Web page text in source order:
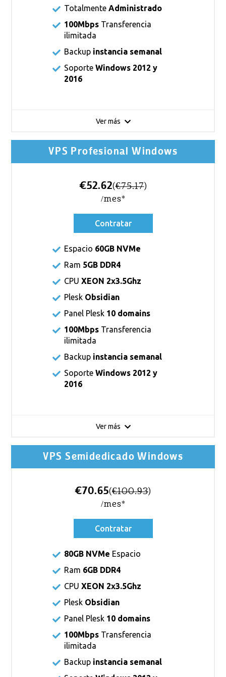
Totalmente Administrado
100Mbps Transferencia
ilimitada
Backup instancia semanal
Soporte Windows 2012 y
2016
Ver más
VPS Profesional Windows
€52.62(€75.17)
/mes*
Contratar
Espacio 60GB NVMe
Ram 5GB DDR4
CPU XEON 2x3.5Ghz
Plesk Obsidian
Panel Plesk 10 domains
100Mbps Transferencia
ilimitada
Backup instancia semanal
Soporte Windows 2012 y
2016
Ver más
VPS Semidedicado Windows
€70.65(€100.93)
/mes*
Contratar
80GB NVMe Espacio
Ram 6GB DDR4
CPU XEON 2x3.5Ghz
Plesk Obsidian
Panel Plesk 10 domains
100Mbps Transferencia
ilimitada
Backup instancia semanal